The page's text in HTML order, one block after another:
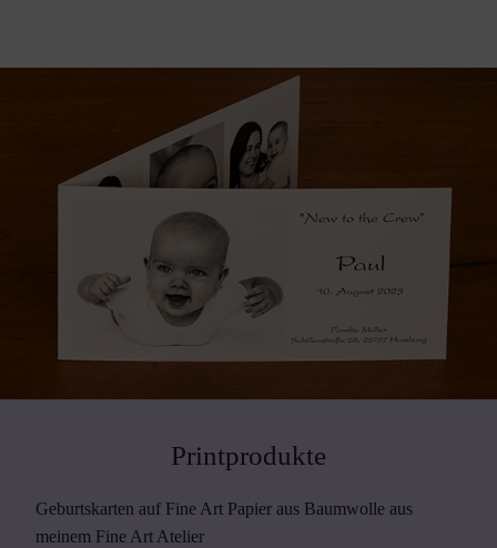
Printprodukte
Geburtskarten auf Fine Art Papier aus Baumwolle aus
meinem Fine Art Atelier